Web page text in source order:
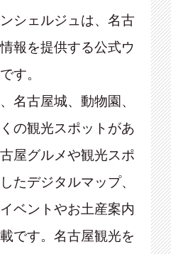
シェルジュは、名古
報を提供する公式ウ
す。
名古屋城、動物園、
の観光スポットがあ
屋グルメや観光スポ
たデジタルマップ、
ベントやお土産案内
です。名古屋観光を